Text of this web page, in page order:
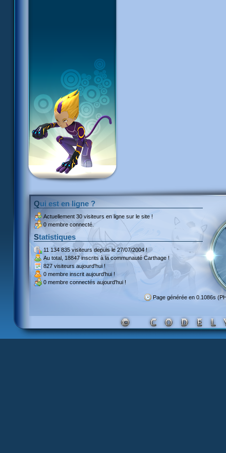
Qui est en ligne ?
Actuellement 30 visiteurs en ligne sur le site !
0 membre connecté.
Statistiques
11 134 835 visiteursdepuis le 27/07/2004 !
Au total, 18847 inscritsà la communauté Carthage !
827 visiteurs aujourd'hui !
0 membre inscrit aujourd'hui !
0 membre connectés aujourd'hui !
Page générée en 0.1086s